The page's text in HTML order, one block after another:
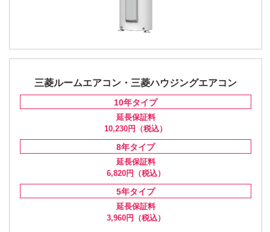
三菱ルームエアコン・三菱ハウジングエアコン
10年タイプ
延長保証料
10,230円 （税込）
8年タイプ
延長保証料
6,820円 （税込）
5年タイプ
延長保証料
3,960円 （税込）